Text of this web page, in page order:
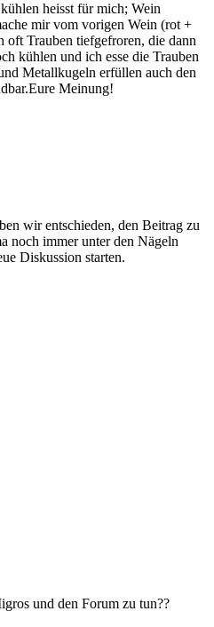
heisst für mich; Wein
mir vom vorigen Wein (rot +
Trauben tiefgefroren, die dann
kühlen und ich esse die Trauben
Metallkugeln erfüllen auch den
Meinung!
wir entschieden, den Beitrag zu
noch immer unter den Nägeln
Diskussion starten.
und den Forum zu tun??